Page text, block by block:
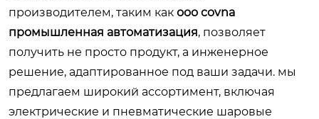
производителем, таким как ооо covna
промышленная автоматизация, позволяет
получить не просто продукт, а инженерное
решение, адаптированное под ваши задачи. мы
предлагаем широкий ассортимент, включая
электрические и пневматические шаровые